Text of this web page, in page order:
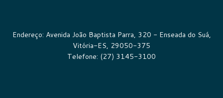
Endereço: Avenida João Baptista Parra, 320 - Enseada do Suá,
Vitória-ES, 29050-375
Telefone: (27) 3145-3100